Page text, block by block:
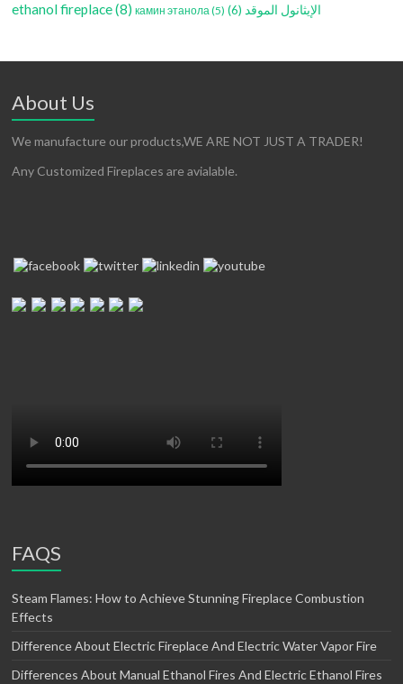
ethanol fireplace(8) камин этанола(5) الإيثانول الموقد(6)
About Us
We manufacture our products,WE ARE NOT JUST A TRADER!
Any Customized Fireplaces are avialable.
FAQS
Steam Flames: How to Achieve Stunning Fireplace Combustion
Effects
Difference About Electric Fireplace And Electric Water Vapor Fire
Differences About Manual Ethanol Fires And Electric Ethanol Fires